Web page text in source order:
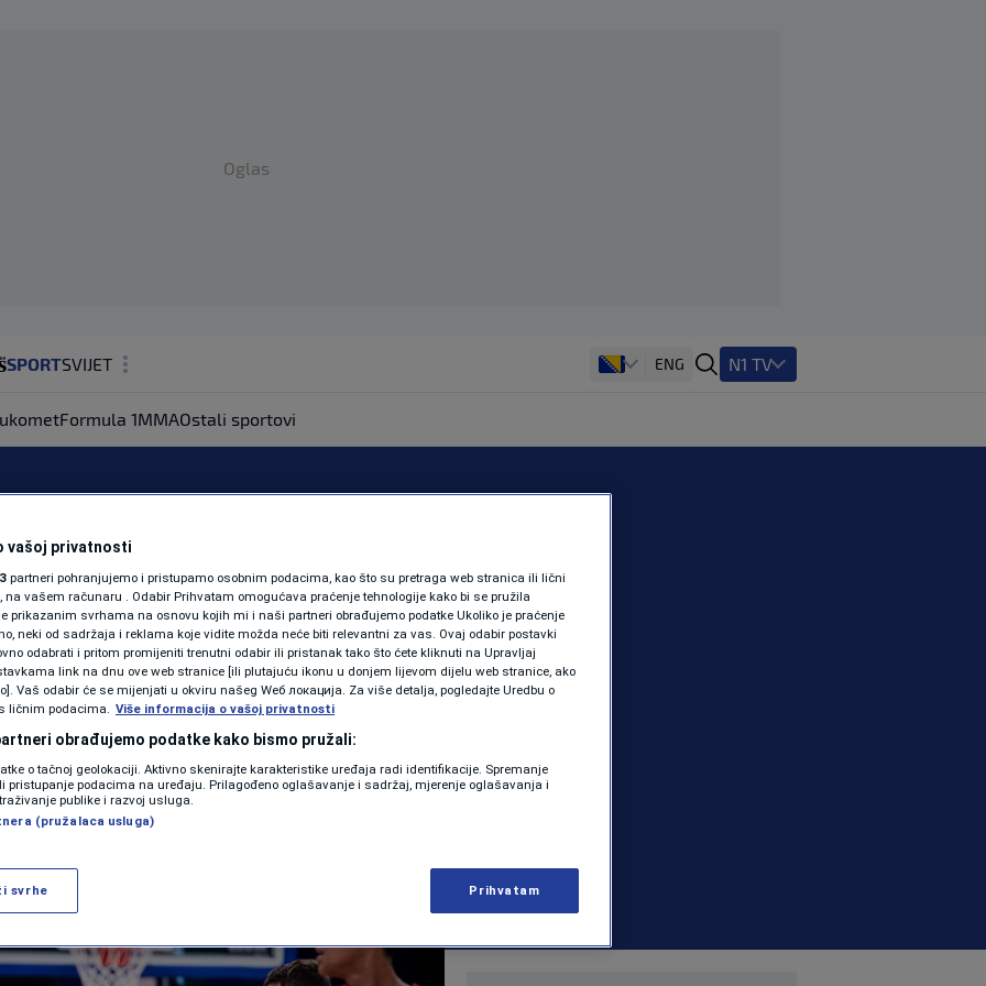
Oglas
SPORTSVIJET
ZDRAVLJE
SHOWBIZ
KOLUMNE
PODCAST
N1 SPECIJAL
FENOMENI
NEISTRAŽENO
VIRALNO
VIDEO
ENG N1 TV
Formula 1MMAOstali sportovi
i
se oglasio
skupa u
| KOŠARKA | 0 komentara
Više
vašoj privatnosti
partneri pohranjujemo i pristupamo osobnim podacima, kao što su pretraga web stranica ili lični
na vašem računaru . Odabir Prihvatam omogućava praćenje tehnologije kako bi se pružila
prikazanim svrhama na osnovu kojih mi i naši partneri obrađujemo podatke Ukoliko je praćenje
neki od sadržaja i reklama koje vidite možda neće biti relevantni za vas. Ovaj odabir postavki
odabrati i pritom promijeniti trenutni odabir ili pristanak tako što ćete kliknuti na Upravljaj
link na dnu ove web stranice [ili plutajuću ikonu u donjem lijevom dijelu web stranice, ako
Vaš odabir će se mijenjati u okviru našeg Wеб локација. Za više detalja, pogledajte Uredbu o
ličnim podacima. Više informacija o vašoj privatnosti
obrađujemo podatke kako bismo pružali:
o tačnoj geolokaciji. Aktivno skenirajte karakteristike uređaja radi identifikacije. Spremanje
pristupanje podacima na uređaju. Prilagođeno oglašavanje i sadržaj, mjerenje oglašavanja i
publike i razvoj usluga.
(pružalaca usluga)
svrhe Prihvatam